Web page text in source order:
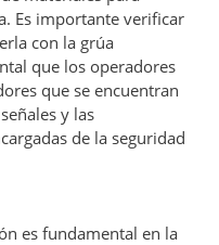
Es importante verificar
con la grúa
que los operadores
que se encuentran
y las
de la seguridad
es fundamental en la